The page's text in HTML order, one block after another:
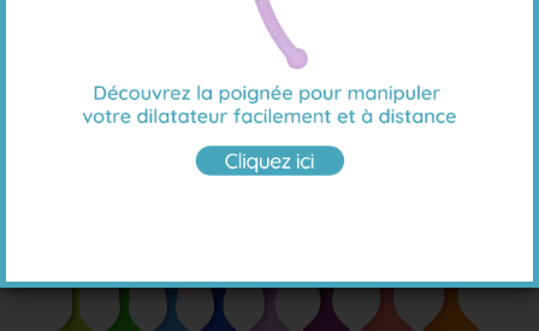
Faites votre choix parmi notre gamme de
Les dilatateurs anaux sont disponibles en8 tailles
unitaireset enkit de plusieurs tailles selon votre